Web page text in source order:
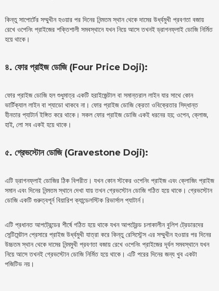
কিন্তু সাপোর্টের সম্মুখীন হওয়ার পর দিনের নিন্মতম স্থান থেকে দামের উর্ধ্বমুখী প্রবণতা বজায়
রেখে ওপেনিং প্রাইজের শক্তিশালী সমবস্থানে যখন নিয়ে আসে তখনই ড্রাগনফ্লাই ডোজি নির্মিত
হয়ে থাকে।
৪. ফোর প্রাইজ ডোজি (Four Price Doji):
ফোর প্রাইজ ডোজি হল শুধুমাত্র একটি হরাইজেন্টাল বা সমান্তরাল লাইন যার সাথে কোন
ভার্টিক্যাল লাইন বা শ্যাডো থাকবে না। ফোর প্রাইজ ডোজি ক্রেতা ওবিক্রেতার সিদ্ধান্ত
হীনতার প্যাটার্ন ইঙ্গিত করে থাকে। সকল ফোর প্রাইজ ডোজি একই ধরনের হয়; ওপেন, ক্লোজ,
হাই, লো সব একই হয়ে থাকে।
৫. গ্রেভস্টোন ডোজি (Gravestone Doji):
এটি ড্রাগনফ্লাই ডোজির ঠিক বিপরীত। যখন কোন স্টকের ওপেনিং প্রাইজ এবং ক্লোজিং প্রাইজ
সমান এবং দিনের নিন্মতম স্থানে দেখা যায় তখন গ্রেভস্টোন ডোজি গঠিত হয়ে থাকে। গ্রেভস্টোন
ডোজি একটি গুরুত্বপূর্ন বিয়ারিশ ক্যান্ডেলস্টিক রিভার্সাল প্যাটার্ন।
এটি প্রধানত আপট্রেন্ডের শীর্ষে গঠিত হয়ে থাকে যখন আপট্রেন্ড চলাকালীন বুলিশ ট্রেডারদের
সেন্টিমেন্টাল প্রেসারে প্রাইজ উর্ধ্বমুখী যাত্রা করে কিন্তু রেসিস্টেন্স এর সম্মুখীন হওয়ার পর দিনের
উচ্চতম স্থান থেকে দামের নিন্মমুখী প্রবণতা বজায় রেখে ওপেনিং প্রাইজের দূর্বল সমবস্থানে যখন
নিয়ে আসে তখনই গ্রেভস্টোন ডোজি নির্মিত হয়ে থাকে। এটি পরের দিনের জন্য খুব একটা
পজিটিভ নয়।